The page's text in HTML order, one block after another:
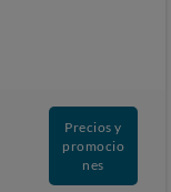
Precios y
promocio
nes